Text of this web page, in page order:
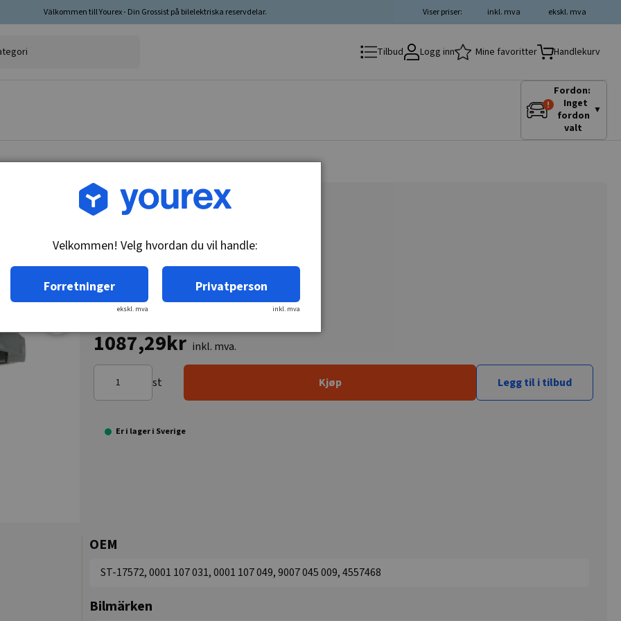
Välkommen till Yourex - Din Grossist på bilelektriska reservdelar. ekskl. mva
inkl. mva
Viser priser:
Tilbud Logg inn Mine favoritter Handlekurv
Fordon:
Inget
fordon
valt
▼
Varenr.: ST-17560
1087,29kr inkl. mva.
st Kjøp Legg til i tilbud
Er i lager i Sverige
OEM
ST-17572, 0001 107 031, 0001 107 049, 9007 045 009, 4557468
Bilmärken
Velkommen! Velg hvordan du vil handle:
Forretninger
ekskl. mva
Privatperson
inkl. mva